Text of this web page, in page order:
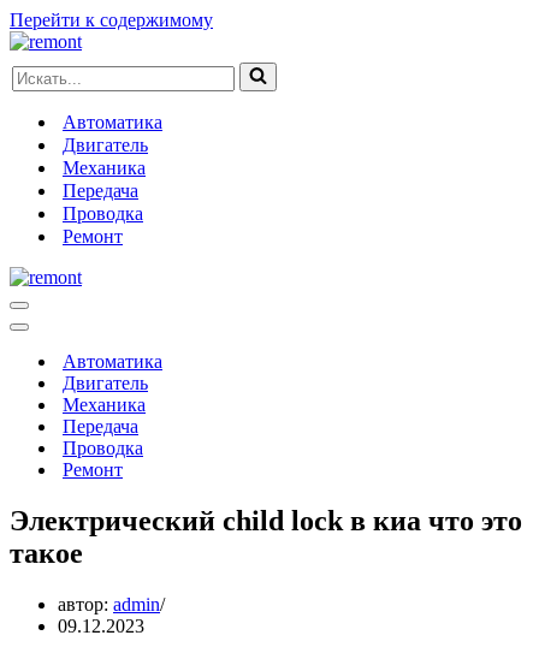
Перейти к содержимому
Искать...
Автоматика
Двигатель
Механика
Передача
Проводка
Ремонт
Меню
навигации
Меню
навигацииАвтоматика
Двигатель
Механика
Передача
Проводка
Ремонт
Электрический child lock в киа что это
такое
автор: admin
09.12.2023